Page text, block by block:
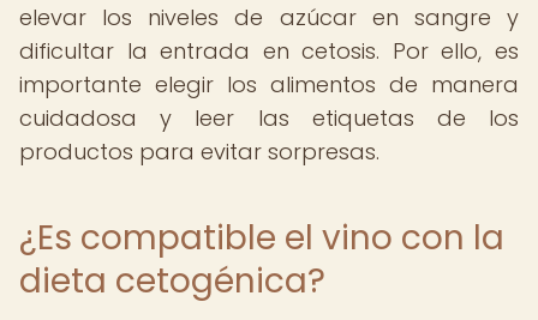
elevar los niveles de azúcar en sangre y
dificultar la entrada en cetosis. Por ello, es
importante elegir los alimentos de manera
cuidadosa y leer las etiquetas de los
productos para evitar sorpresas.
¿Es compatible el vino con la
dieta cetogénica?